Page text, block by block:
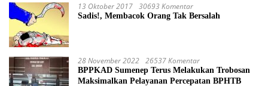
13 Oktober 2017 30693 Komentar
Sadis!, Membacok Orang Tak Bersalah
28 November 2022 26537 Komentar
BPPKAD Sumenep Terus Melakukan Trobosan
Maksimalkan Pelayanan Percepatan BPHTB